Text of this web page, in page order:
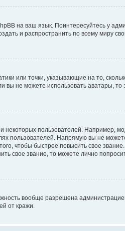
на ваш язык. Поинтересуйтесь у
и распространить по всему миру
или точки, указывающие на то,
вы не можете использовать аватары, то
некоторых пользователей. Например,
пользователей. Напрямую вы не
чтобы быстрее повысить свое
свое звание, то можете лично
вообще разрешена
от кражи.